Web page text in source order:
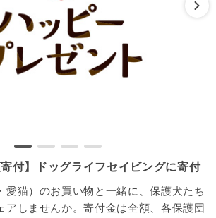
寄付】ドッグライフセイビングに寄付
愛猫）のお買い物と一緒に、保護犬たち
アしませんか。寄付金は全額、各保護団